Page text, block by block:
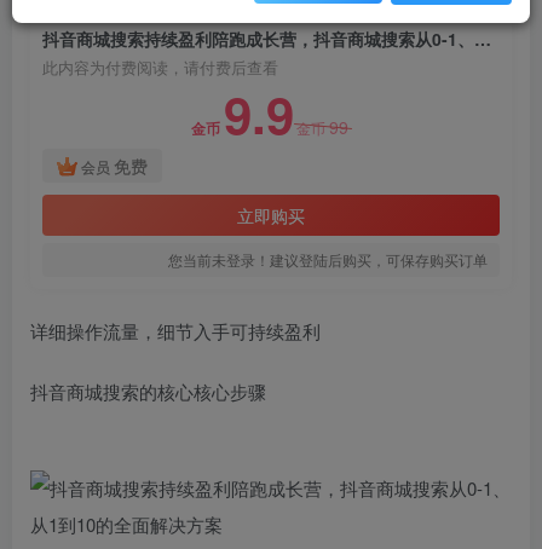
抖音商城搜索持续盈利陪跑成长营，抖音商城搜索从0-1、从1到10的全面解决方案
此内容为付费阅读，请付费后查看
金币 9.9金币99
会员 免费
立即购买
您当前未登录！建议登陆后购买，可保存购买订单
详细操作流量，细节入手可持续盈利
抖音商城搜索的核心核心步骤